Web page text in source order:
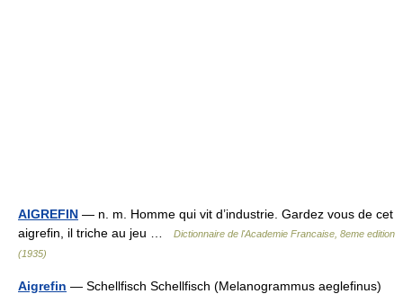
AIGREFIN — n. m. Homme qui vit d’industrie. Gardez vous de cet
aigrefin, il triche au jeu …
Dictionnaire de l'Academie Francaise, 8eme edition
(1935)
Aigrefin — Schellfisch Schellfisch (Melanogrammus aeglefinus)